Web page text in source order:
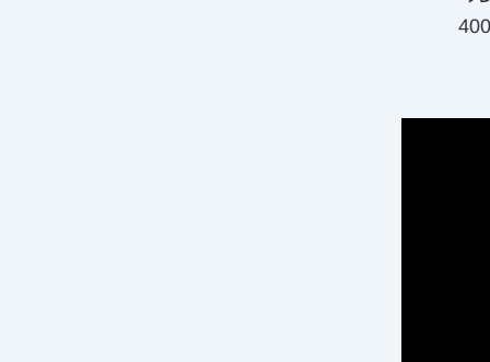
חמאס, חיסלו למעלה מ-150 מחבלים שהיוו איום על הכוחות ואיתרו כ-400